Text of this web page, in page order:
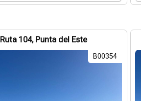
Ruta 104, Punta del Este
B00354